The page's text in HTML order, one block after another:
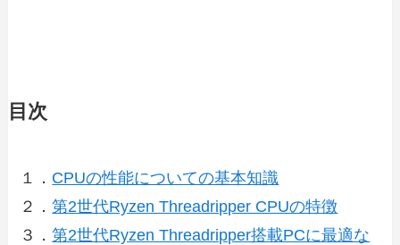
目次
１． CPUの性能についての基本知識
２．第2世代Ryzen Threadripper CPUの特徴
３．第2世代Ryzen Threadripper搭載PCに最適な